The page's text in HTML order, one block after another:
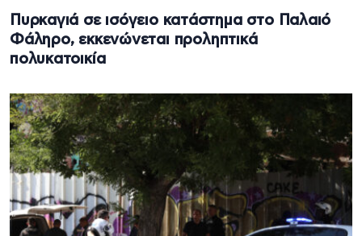
Πυρκαγιά σε ισόγειο κατάστημα στο Παλαιό
Φάληρο, εκκενώνεται προληπτικά
πολυκατοικία